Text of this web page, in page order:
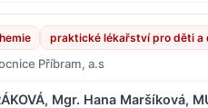
praktické lékařství pro děti a
Příbram, a.s
Mgr. Hana Maršíková,